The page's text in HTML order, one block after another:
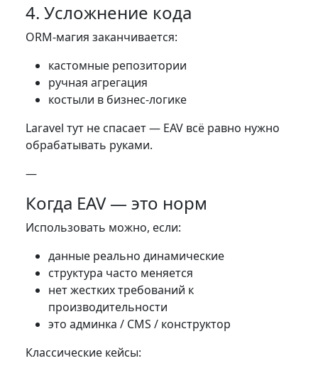
4. Усложнение кода
ORM-магия заканчивается:
кастомные репозитории
ручная агрегация
костыли в бизнес-логике
Laravel тут не спасает — EAV всё равно нужно
обрабатывать руками.
—
Когда EAV — это норм
Использовать можно, если:
данные реально динамические
структура часто меняется
нет жестких требований к
производительности
это админка / CMS / конструктор
Классические кейсы: